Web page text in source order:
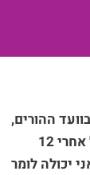
ההורים,
בקושי מצאתי את הידיים והרגליים שלי… אבל אחרי 12
יכולה לומר